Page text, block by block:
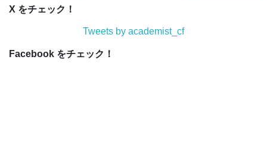
X をチェック！
Tweets by academist_cf
Facebook をチェック！